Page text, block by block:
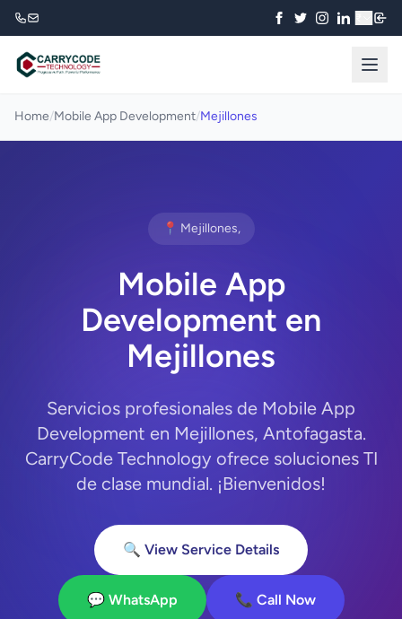
Home/Mobile App Development/Mejillones
📍 Mejillones,
Mobile App
Development en
Mejillones
Servicios profesionales de Mobile App
Development en Mejillones, Antofagasta.
CarryCode Technology ofrece soluciones TI
de clase mundial. ¡Bienvenidos!
🔍 View Service Details
💬 WhatsApp 📞 Call Now